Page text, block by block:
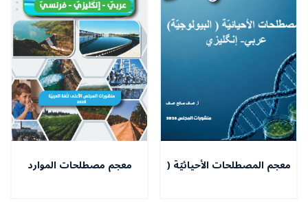
معجم المصطلحات الأحيائيّة ( معجم مصطلحات الموارد